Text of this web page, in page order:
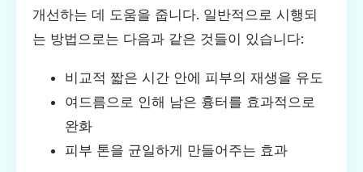
개선하는 데 도움을 줍니다. 일반적으로 시행되
는 방법으로는 다음과 같은 것들이 있습니다:
비교적 짧은 시간 안에 피부의 재생을 유도
여드름으로 인해 남은 흉터를 효과적으로
완화
피부 톤을 균일하게 만들어주는 효과